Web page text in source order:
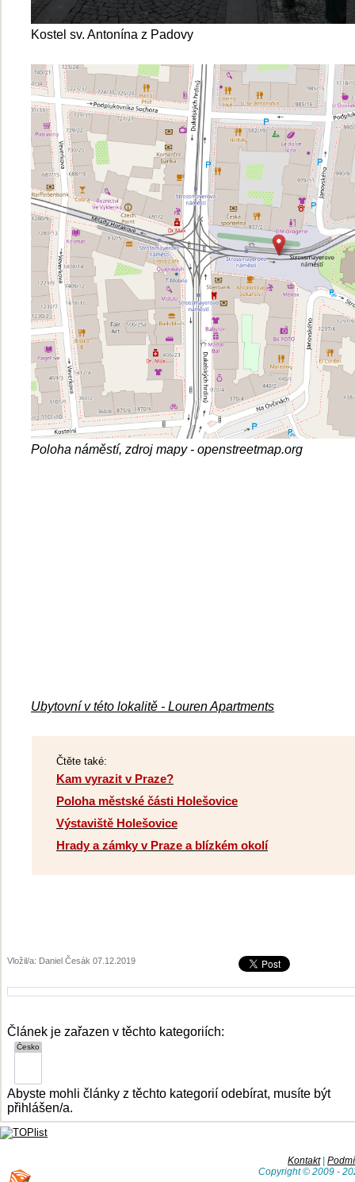
Kostel sv. Antonína z Padovy
Poloha náměstí, zdroj mapy - openstreetmap.org
Ubytovní v této lokalitě - Louren Apartments
Čtěte také:
Kam vyrazit v Praze?
Poloha městské části Holešovice
Výstaviště Holešovice
Hrady a zámky v Praze a blízkém okolí
Vložil/a: Daniel Česák 07.12.2019
Článek je zařazen v těchto kategoriích:
Abyste mohli články z těchto kategorií odebírat, musíte být
přihlášen/a.
Kontakt|
Copyright © 2009 -